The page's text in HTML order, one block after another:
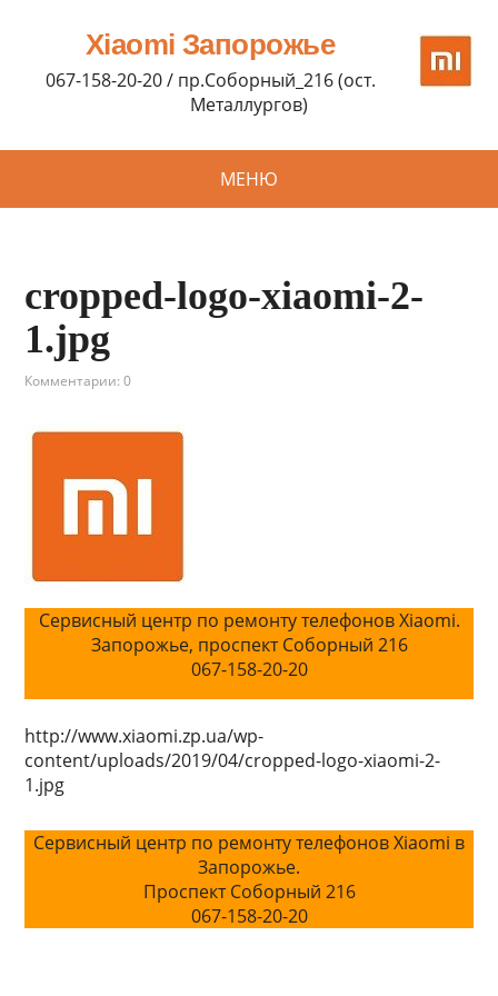
Xiaomi Запорожье
067-158-20-20 / пр.Соборный_216 (ост.
Металлургов)
МЕНЮ
cropped-logo-xiaomi-2-
1.jpg
Комментарии: 0
Сервисный центр по ремонту телефонов Xiaomi.
Запорожье, проспект Соборный 216
067-158-20-20
http://www.xiaomi.zp.ua/wp-
content/uploads/2019/04/cropped-logo-xiaomi-2-
1.jpg
Сервисный центр по ремонту телефонов Xiaomi в
Запорожье.
Проспект Соборный 216
067-158-20-20